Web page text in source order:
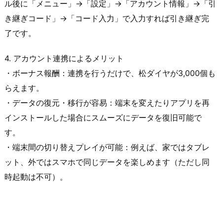
ル後に「メニュー」→「設定」→「アカウント情報」→「引
き継ぎコード」→「コード入力」で入力すれば引き継ぎ完
了です。
4. アカウント連携によるメリット
・ボーナス報酬：連携を行うだけで、松ダイヤが3,000個も
らえます。
・データの復元・移行が容易：端末を変えたりアプリを再
インストールした場合にスムーズにデータを復旧可能で
す。
・端末間の切り替えプレイが可能：例えば、家ではタブレ
ット、外ではスマホで同じデータを楽しめます（ただし同
時起動は不可）。